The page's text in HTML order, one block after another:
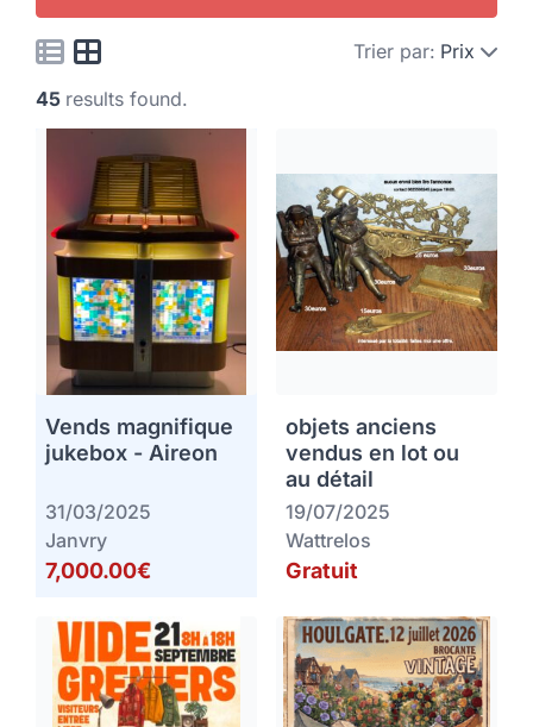
Trier par: Prix
45 results found.
Vends magnifique
jukebox - Aireon
31/03/2025
Janvry
7,000.00€
objets anciens
vendus en lot ou
au détail
19/07/2025
Wattrelos
Gratuit